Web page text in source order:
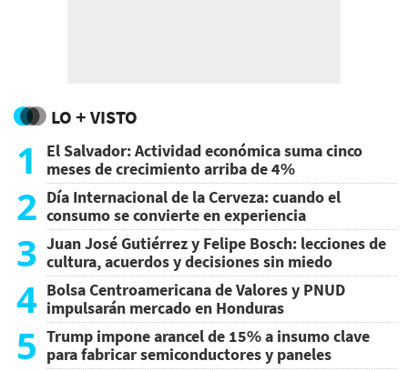
LO + VISTO
1
El Salvador: Actividad económica suma cinco
meses de crecimiento arriba de 4%
2 Día Internacional de la Cerveza: cuando el
consumo se convierte en experiencia
3 Juan José Gutiérrez y Felipe Bosch: lecciones de
cultura, acuerdos y decisiones sin miedo
4 Bolsa Centroamericana de Valores y PNUD
impulsarán mercado en Honduras
5 Trump impone arancel de 15% a insumo clave
para fabricar semiconductores y paneles